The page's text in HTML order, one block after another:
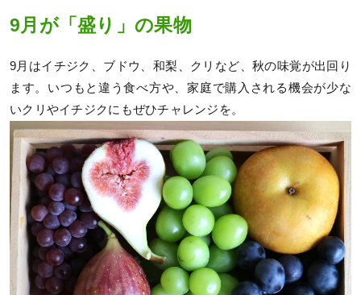
9月が「盛り」の果物
9月はイチジク、ブドウ、和梨、クリなど、秋の味覚が出回り
ます。いつもと違う食べ方や、家庭で購入される機会が少な
いクリやイチジクにもぜひチャレンジを。